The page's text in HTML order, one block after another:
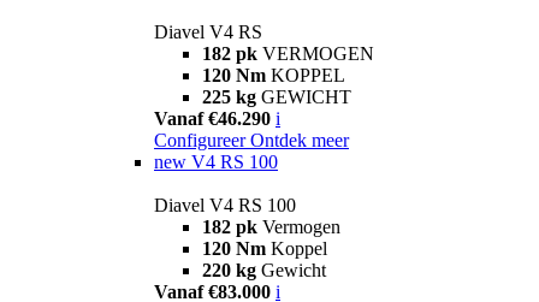
Diavel V4 RS
182 pk VERMOGEN
120 Nm KOPPEL
225 kg GEWICHT
Vanaf €46.290 i
Configureer Ontdek meer
new V4 RS 100
Diavel V4 RS 100
182 pk Vermogen
120 Nm Koppel
220 kg Gewicht
Vanaf €83.000 i